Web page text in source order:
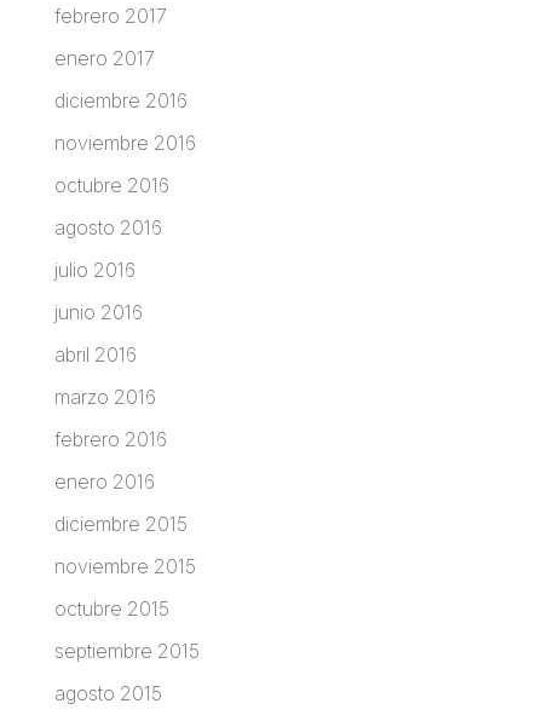
febrero 2017
enero 2017
diciembre 2016
noviembre 2016
octubre 2016
agosto 2016
julio 2016
junio 2016
abril 2016
marzo 2016
febrero 2016
enero 2016
diciembre 2015
noviembre 2015
octubre 2015
septiembre 2015
agosto 2015